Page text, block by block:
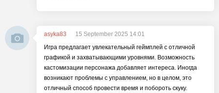
asyka83
15 September 2025 14:01
Игра предлагает увлекательный геймплей с отличной
графикой и захватывающими уровнями. Возможность
кастомизации персонажа добавляет интереса. Иногда
возникают проблемы с управлением, но в целом, это
отличный способ провести время и побороть скуку.